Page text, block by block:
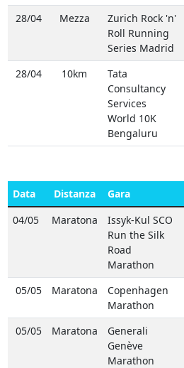
28/04 Mezza
Zurich Rock 'n'
Roll Running
Series Madrid
28/04 10km
Tata
Consultancy
Services
World 10K
Bengaluru
Data Distanza Gara
04/05
Maratona
Issyk-Kul SCO
Run the Silk
Road
Marathon
05/05 Maratona
Copenhagen
Marathon
05/05 Maratona
Generali
Genève
Marathon